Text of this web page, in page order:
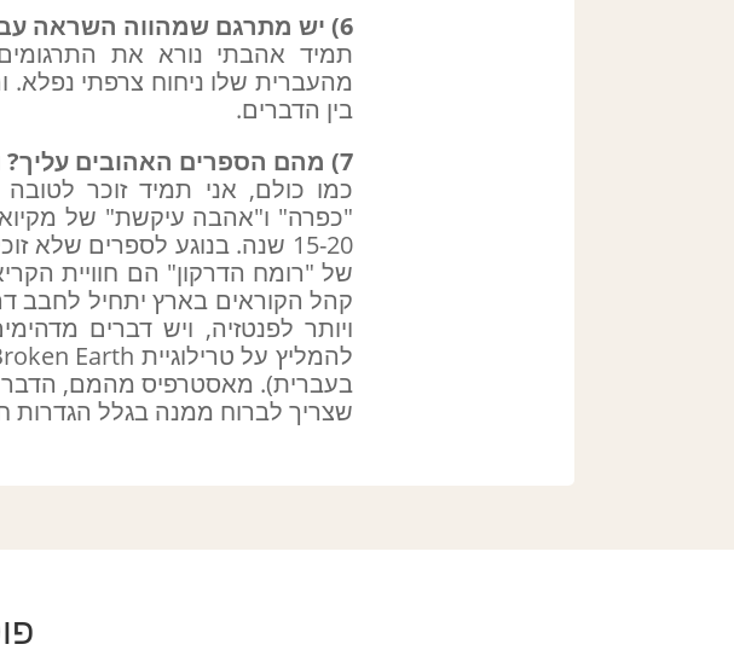
6) יש מתרגם שמהווה השראה עבורך או אהוב עליך במיוחד?
תמיד אהבתי נורא את
מהעברית שלו ניחוח צרפתי נפלא.
בין הדברים.
7) מהם הספרים האהובים עליך? ואיזה ספרים לא זכו למספיק הערכה לדעתך?
"כפרה" ו"אהבה עיקשת" של
15-20 שנה. בנוגע לספרים
של "רומח הדרקון" הם חוויית
קהל הקוראים בארץ יתחיל לחבב
ויותר לפנטזיה, ויש דברים
בעברית). מאסטרפיס מהמם, הדבר
שצריך לברוח ממנה בגלל הגדרות